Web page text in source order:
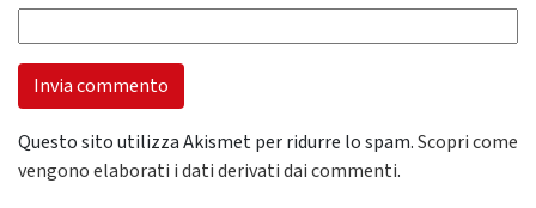
Questo sito utilizza Akismet per ridurre lo spam.Scopri come
vengono elaborati i dati derivati dai commenti.